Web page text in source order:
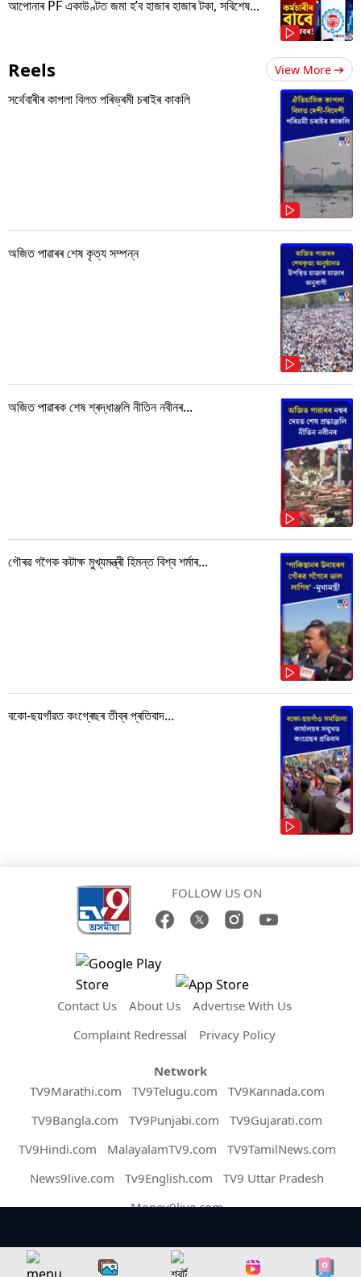
আপোনাৰ PF একাউণ্টত জমা হ’ব হাজাৰ হাজাৰ টকা, সবিশেষ...
Reels View More
সৰ্থেবাৰীৰ কাপলা বিলত পৰিভ্ৰমী চৰাইৰ কাকলি
অজিত পাৱাৰৰ শেষ কৃত্য সম্পন্ন
অজিত পাৱাৰক শেষ শ্ৰদ্ধাঞ্জলি নীতিন নবীনৰ...
গৌৰৱ গগৈক কটাক্ষ মুখ্যমন্ত্ৰী হিমন্ত বিশ্ব শৰ্মাৰ...
বকো-ছয়গাঁৱত কংগ্ৰেছৰ তীব্ৰ প্ৰতিবাদ...
FOLLOW US ON
Contact Us About Us
Advertise With Us
Complaint Redressal
Privacy Policy
Network
TV9Marathi.com
TV9Telugu.com
TV9Kannada.com
TV9Bangla.com
TV9Punjabi.com
TV9Gujarati.com
TV9Hindi.com
MalayalamTV9.com
TV9TamilNews.com
News9live.com
Tv9English.com
TV9 Uttar Pradesh
Money9live.com